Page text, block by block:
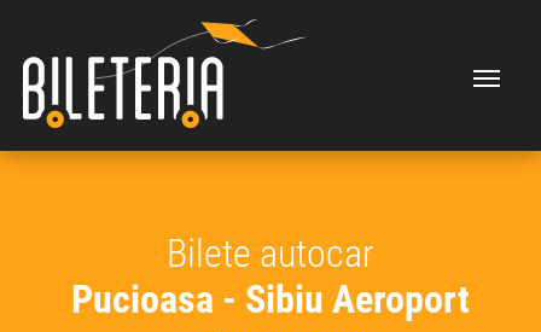
Bilete autocar
Pucioasa - Sibiu Aeroport